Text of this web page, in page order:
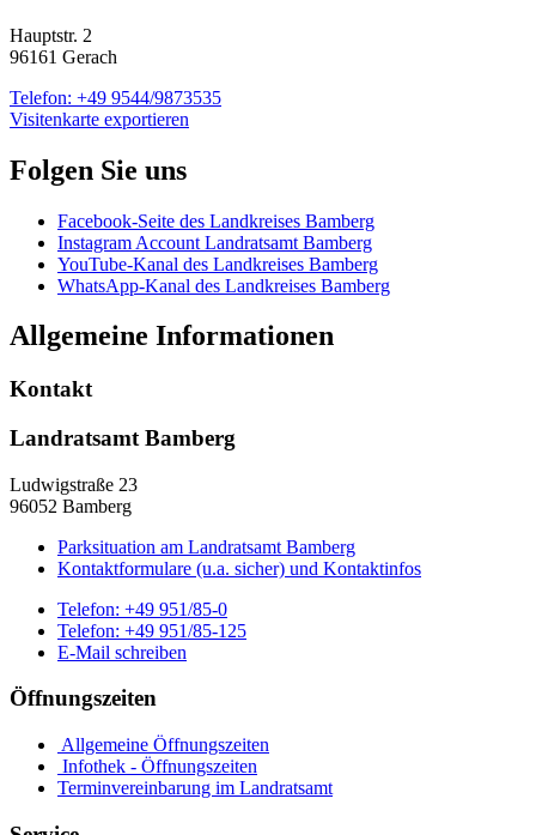
Hauptstr. 2
96161 Gerach
Telefon: +49 9544/9873535
Visitenkarte exportieren
Folgen Sie uns
Facebook-Seite des Landkreises Bamberg
Instagram Account Landratsamt Bamberg
YouTube-Kanal des Landkreises Bamberg
WhatsApp-Kanal des Landkreises Bamberg
Allgemeine Informationen
Kontakt
Landratsamt Bamberg
Ludwigstraße 23
96052 Bamberg
Parksituation am Landratsamt Bamberg
Kontaktformulare (u.a. sicher) und Kontaktinfos
Telefon: +49 951/85-0
Telefon: +49 951/85-125
E-Mail schreiben
Öffnungszeiten
Allgemeine Öffnungszeiten
Infothek - Öffnungszeiten
Terminvereinbarung im Landratsamt